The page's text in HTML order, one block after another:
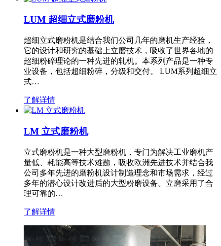
LUM 超细立式磨粉机
超细立式磨粉机是结合我们公司几年的磨机生产经验，
它的设计和研究的基础上立磨技术，吸收了世界各地的
超细粉碎理论的一种先进的轧机。本系列产品是一种专
业设备，包括超细粉碎，分级和交付。 LUM系列超细立
式…
了解详情
LM 立式磨粉机
立式磨粉机是一种大型磨粉机，专门为解决工业磨机产
量低、耗能高等技术难题，吸收欧洲先进技术并结合我
公司多年先进的磨粉机设计制造理念和市场需求，经过
多年的潜心设计改进后的大型粉磨设备。立磨采用了合
理可靠的…
了解详情